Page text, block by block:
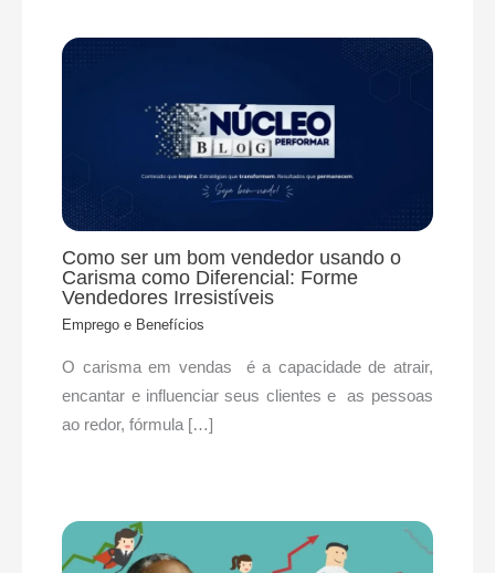
Como ser um bom vendedor usando o
Carisma como Diferencial: Forme
Vendedores Irresistíveis
Emprego e Benefícios
O carisma em vendas é a capacidade de atrair,
encantar e influenciar seus clientes e as pessoas
ao redor, fórmula […]